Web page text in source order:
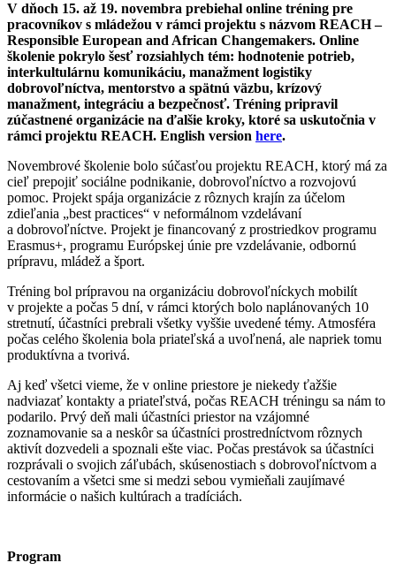
V dňoch 15. až 19. novembra prebiehal online tréning pre
pracovníkov s mládežou v rámci projektu s názvom REACH –
Responsible European and African Changemakers. Online
školenie pokrylo šesť rozsiahlych tém: hodnotenie potrieb,
interkultulárnu komunikáciu, manažment logistiky
dobrovoľníctva, mentorstvo a spätnú väzbu, krízový
manažment, integráciu a bezpečnosť. Tréning pripravil
zúčastnené organizácie na ďalšie kroky, ktoré sa uskutočnia v
rámci projektu REACH. English version here.
Novembrové školenie bolo súčasťou projektu REACH, ktorý má za
cieľ prepojiť sociálne podnikanie, dobrovoľníctvo a rozvojovú
pomoc. Projekt spája organizácie z rôznych krajín za účelom
zdieľania „best practices“ v neformálnom vzdelávaní
a dobrovoľníctve. Projekt je financovaný z prostriedkov programu
Erasmus+, programu Európskej únie pre vzdelávanie, odbornú
prípravu, mládež a šport.
Tréning bol prípravou na organizáciu dobrovoľníckych mobilít
v projekte a počas 5 dní, v rámci ktorých bolo naplánovaných 10
stretnutí, účastníci prebrali všetky vyššie uvedené témy. Atmosféra
počas celého školenia bola priateľská a uvoľnená, ale napriek tomu
produktívna a tvorivá.
Aj keď všetci vieme, že v online priestore je niekedy ťažšie
nadviazať kontakty a priateľstvá, počas REACH tréningu sa nám to
podarilo. Prvý deň mali účastníci priestor na vzájomné
zoznamovanie sa a neskôr sa účastníci prostredníctvom rôznych
aktivít dozvedeli a spoznali ešte viac. Počas prestávok sa účastníci
rozprávali o svojich záľubách, skúsenostiach s dobrovoľníctvom a
cestovaním a všetci sme si medzi sebou vymieňali zaujímavé
informácie o našich kultúrach a tradíciách.
Program